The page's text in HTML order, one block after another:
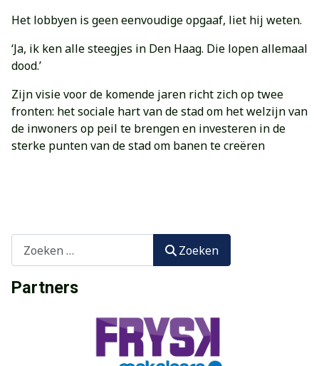
Het lobbyen is geen eenvoudige opgaaf, liet hij weten.
‘Ja, ik ken alle steegjes in Den Haag. Die lopen allemaal
dood.’
Zijn visie voor de komende jaren richt zich op twee
fronten: het sociale hart van de stad om het welzijn van
de inwoners op peil te brengen en investeren in de
sterke punten van de stad om banen te creëren
Zoeken
Partners